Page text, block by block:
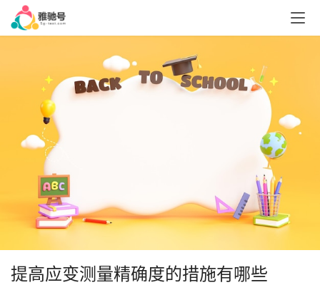
提高应变测量精确度的措施有哪些